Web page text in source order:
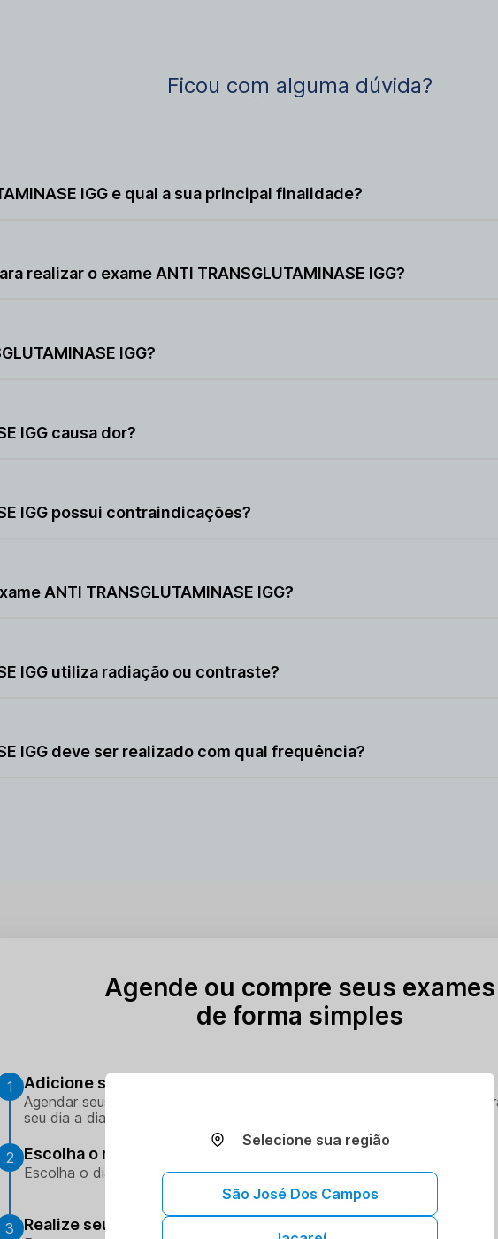
Ficou com alguma dúvida?
IGG e qual a sua principal finalidade?
do sistema imunológico.
realizar o exame ANTI TRANSGLUTAMINASE IGG?
IGG?
IGG causa dor?
IGG possui contraindicações?
ANTI TRANSGLUTAMINASE IGG?
IGG utiliza radiação ou contraste?
IGG deve ser realizado com qual frequência?
Agende ou compre seus exames
de forma simples
1 Adicione seus procedimentos ao carrinho
Agendar seus exames online é rápido e fácil, trazendo conveniência e
seu dia a dia.
2 Escolha o melhor dia e horário
Escolha o dia e hora que melhor se encaixe na sua rotina
3 Realize seus procedimentos
Selecione sua região
São José Dos Campos